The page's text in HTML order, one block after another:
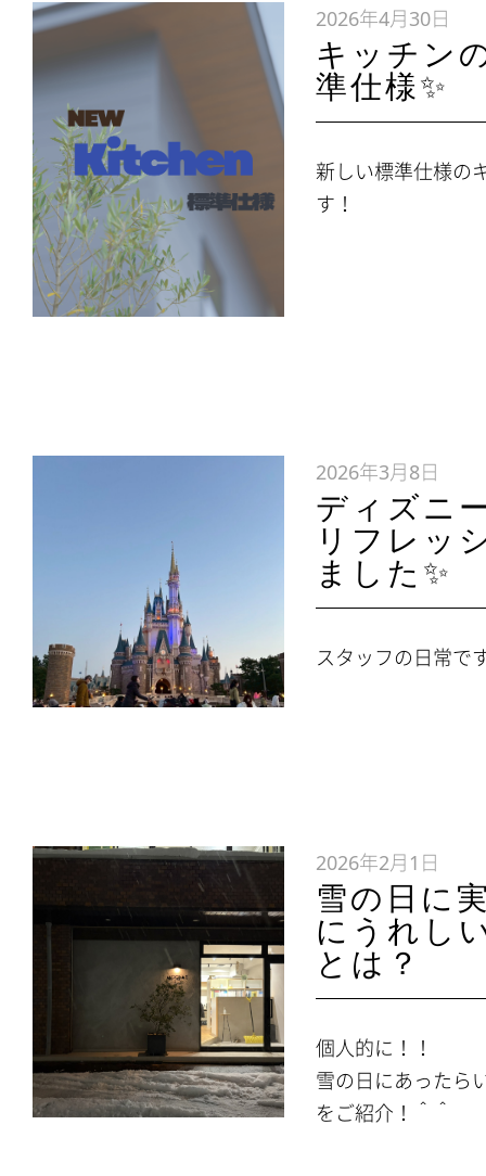
2026年4月30日
キッチン
準仕様✨
新しい標準仕様の
す！
2026年3月8日
ディズニ
リフレッ
ました✨
スタッフの日常で
2026年2月1日
雪の日に
にうれし
とは？
個人的に！！
雪の日にあったら
をご紹介！＾＾